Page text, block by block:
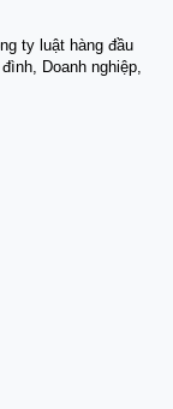
ty luật hàng đầu
Doanh nghiệp,